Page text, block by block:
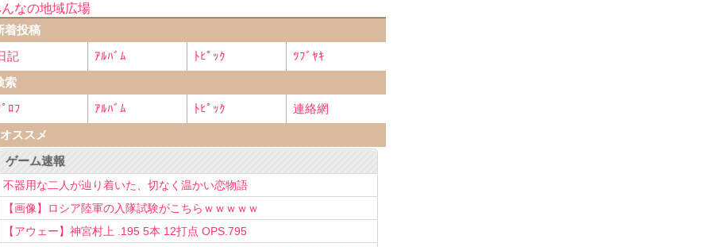
なの地域広場
着投稿
記
ｱﾙﾊﾞﾑ ﾄﾋﾟｯｸ
ﾂﾌﾞﾔｷ
索
ﾛﾌ
ｱﾙﾊﾞﾑ ﾄﾋﾟｯｸ
連絡網
ススメ
ゲーム速報
不器用な二人が辿り着いた、切なく温かい恋物語
【画像】ロシア陸軍の入隊試験がこちらｗｗｗｗｗ
【アウェー】神宮村上 .195 5本 12打点 OPS.795